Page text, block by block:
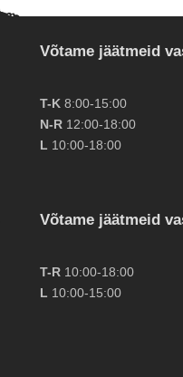
Võtame jäätmeid
T-K 8:00-15:00
N-R 12:00-18:00
L 10:00-18:00
Võtame jäätmeid
T-R 10:00-18:00
L 10:00-15:00